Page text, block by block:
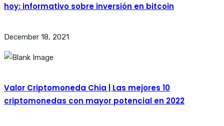
hoy: informativo sobre inversión en bitcoin
December 18, 2021
Valor Criptomoneda Chia | Las mejores 10
criptomonedas con mayor potencial en 2022